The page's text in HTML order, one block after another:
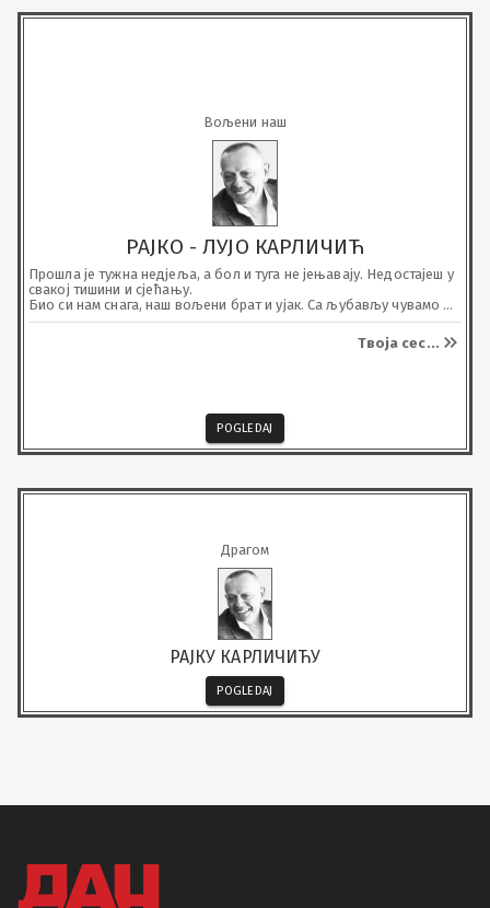
Вољени наш
РАЈКО - ЛУЈО КАРЛИЧИЋ
Прошла је тужна недјеља, а бол и туга не јењавају. Недостајеш у
свакој тишини и сјећању.
Био си нам снага, наш вољени брат и ујак. Са љубављу чувамо
успомену.
Твоја сес...
POGLEDAJ
Драгом
РАЈКУ КАРЛИЧИЋУ
POGLEDAJ